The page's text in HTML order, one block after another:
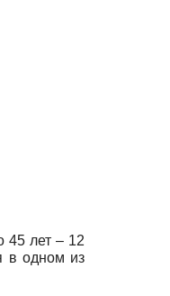
45 лет – 12
в одном из